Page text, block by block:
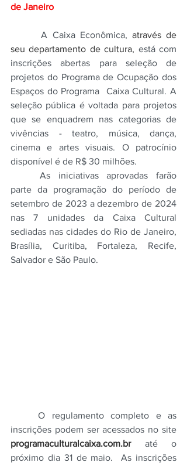
de Janeiro
A Caixa Econômica, através de
seu departamento de cultura, está com
inscrições abertas para seleção de
projetos do Programa de Ocupação dos
Espaços do Programa  Caixa Cultural. A
seleção pública é voltada para projetos
que se enquadrem nas categorias de
vivências - teatro, música, dança,
cinema e artes visuais. O patrocínio
disponível é de R$ 30 milhões.
As iniciativas aprovadas farão
parte da programação do período de
setembro de 2023 a dezembro de 2024
nas 7 unidades da Caixa Cultural
sediadas nas cidades do Rio de Janeiro,
Brasília, Curitiba, Fortaleza, Recife,
Salvador e São Paulo.
O regulamento completo e as
programaculturalcaixa.com.br até o
próximo dia 31 de maio.  As inscrições